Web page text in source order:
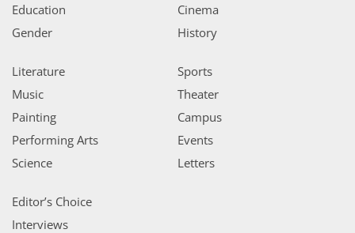
Education
Gender
Cinema
History
Literature
Music
Painting
Performing Arts
Science
Sports
Theater
Campus
Events
Letters
Editor’s Choice
Interviews